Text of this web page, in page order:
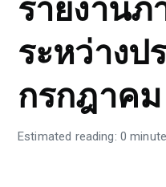
รายงานภ
ระหว่างป
กรกฎาค
Estimated reading: 0